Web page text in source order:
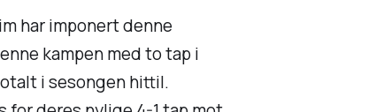
har imponert denne
kampen med to tap i
i sesongen hittil.